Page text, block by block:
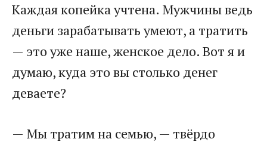
Каждая копейка учтена. Мужчины ведь
деньги зарабатывать умеют, а тратить
— это уже наше, женское дело. Вот я и
думаю, куда это вы столько денег
деваете?
— Мы тратим на семью, — твёрдо